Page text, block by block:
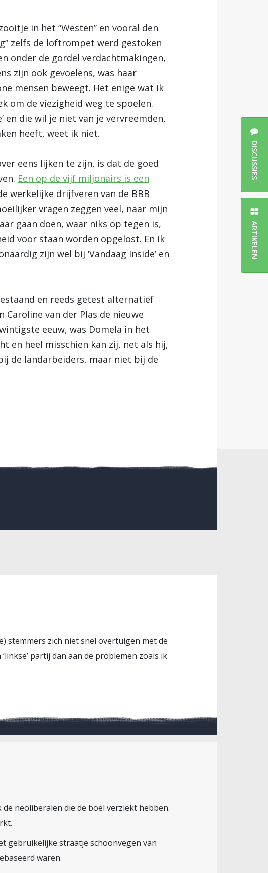
in het “Westen” en vooral den
zelfs de loftrompet werd gestoken
onder de gordel verdachtmakingen,
zijn ook gevoelens, was haar
mensen beweegt. Het enige wat ik
om de viezigheid weg te spoelen.
en die wil je niet van je vervreemden,
heeft, weet ik niet.
eens lijken te zijn, is dat de goed
Een op de vijf miljonairs is een
werkelijke drijfveren van de BBB
vragen zeggen veel, naar mijn
gaan doen, waar niks op tegen is,
voor staan worden opgelost. En ik
zijn wel bij ‘Vandaag Inside’ en
en reeds getest alternatief
Caroline van der Plas de nieuwe
eeuw, was Domela in het
en heel misschien kan zij, net als hij,
de landarbeiders, maar niet bij de
stemmers zich niet snel overtuigen met de
partij dan aan de problemen zoals ik
neoliberalen die de boel verziekt hebben.
gebruikelijke straatje schoonvegen van
waren.
DISCUSSIES
ARTIKELEN